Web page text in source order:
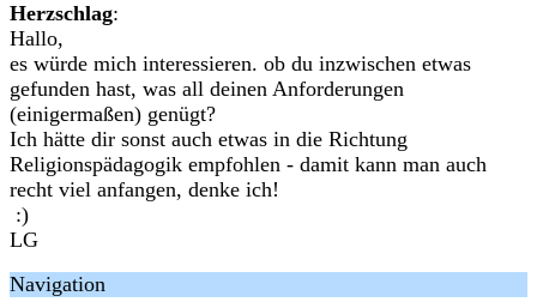
Herzschlag:
Hallo,
es würde mich interessieren. ob du inzwischen etwas
gefunden hast, was all deinen Anforderungen
(einigermaßen) genügt?
Ich hätte dir sonst auch etwas in die Richtung
Religionspädagogik empfohlen - damit kann man auch
recht viel anfangen, denke ich!
:)
LG
Navigation